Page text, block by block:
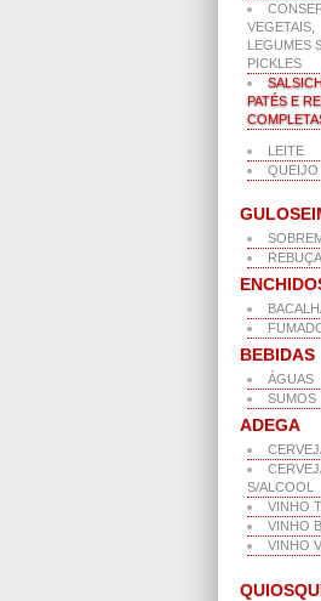
VEGETAIS,
LEGUMES
PICKLES
PATÉS E
LEITE
QUEIJO
BEBIDAS
ÁGUAS
SUMOS
ADEGA
S/ALCOOL
VINHO
VINHO
VINHO